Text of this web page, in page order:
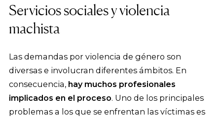
Servicios sociales y violencia
machista
Las demandas por violencia de género son
diversas e involucran diferentes ámbitos. En
consecuencia, hay muchos profesionales
implicados en el proceso. Uno de los principales
problemas a los que se enfrentan las víctimas es